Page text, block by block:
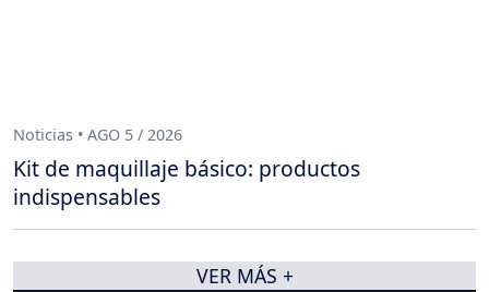
Noticias • AGO 5 / 2026
Kit de maquillaje básico: productos
indispensables
VER MÁS +